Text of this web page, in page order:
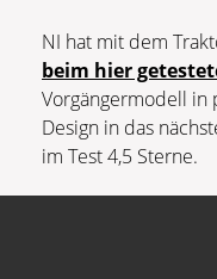
NI hat mit dem
beim hier
Vorgängermodell in
Design in das
im Test 4,5 Sterne.
Key-